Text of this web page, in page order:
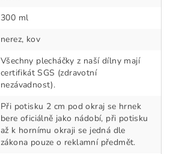
300 ml
nerez, kov
Všechny plecháčky z naší dílny mají
certifikát SGS (zdravotní
nezávadnost).
Při potisku 2 cm pod okraj se hrnek
bere oficiálně jako nádobí, při potisku
až k hornímu okraji se jedná dle
zákona pouze o reklamní předmět.